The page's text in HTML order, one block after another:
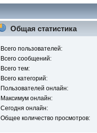
Общая статистика
Всего пользователей:
Всего сообщений:
Всего тем:
Всего категорий:
Пользователей онлайн:
Максимум онлайн:
Сегодня онлайн:
Общее количество просмотров: